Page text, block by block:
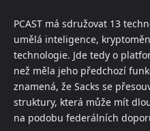
PCAST má sdružovat 13
umělá inteligence,
technologie. Jde tedy o
než měla jeho předchozí
znamená, že Sacks se
struktury, která může mít
na podobu federálních